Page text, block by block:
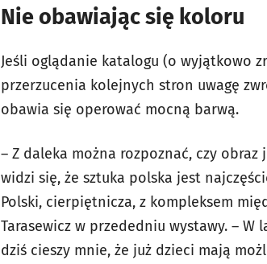
Nie obawiając się koloru
Jeśli oglądanie katalogu (o wyjątkowo
przerzucenia kolejnych stron uwagę
obawia się operować mocną barwą.
– Z daleka można rozpoznać, czy
widzi się, że sztuka polska jest
Polski, cierpiętnicza, z kompleksem
Tarasewicz w przededniu wystawy. – W
dziś cieszy mnie, że już dzieci mają